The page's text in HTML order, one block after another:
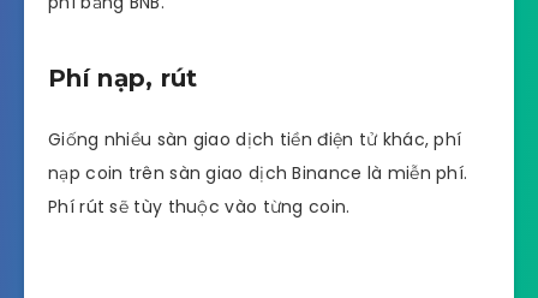
Phí nạp, rút
Giống nhiều sàn giao dịch tiền điện tử khác, phí
nạp coin trên sàn giao dịch Binance là miễn phí.
Phí rút sẽ tùy thuộc vào từng coin.